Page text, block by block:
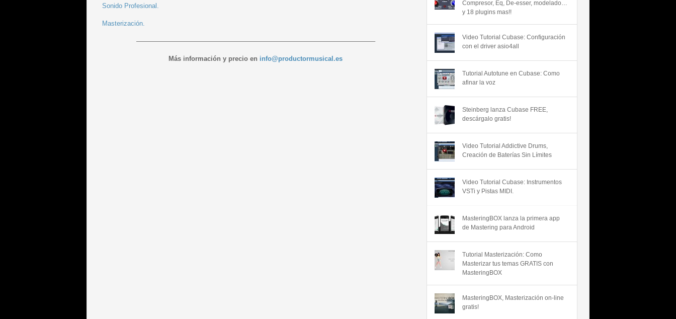
Sonido Profesional.
Masterización.
————————————————————————————————————–
Más información y precio en info@productormusical.es
Compresor, Eq, De-esser, modelado…
y 18 plugins mas!!
Video Tutorial Cubase: Configuración
con el driver asio4all
Tutorial Autotune en Cubase: Como
afinar la voz
Steinberg lanza Cubase FREE,
descárgalo gratis!
Video Tutorial Addictive Drums,
Creación de Baterías Sin Límites
Video Tutorial Cubase: Instrumentos
VSTi y Pistas MIDI.
MasteringBOX lanza la primera app
de Mastering para Android
Tutorial Masterización: Como
Masterizar tus temas GRATIS con
MasteringBOX
MasteringBOX, Masterización on-line
gratis!